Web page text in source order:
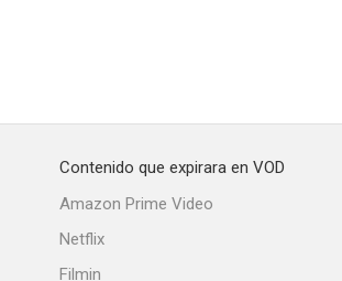
Contenido que expirara en VOD
Amazon Prime Video
Netflix
Filmin